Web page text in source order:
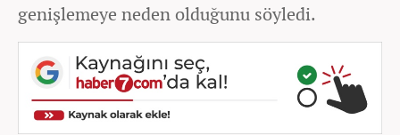
genişlemeye neden olduğunu söyledi.